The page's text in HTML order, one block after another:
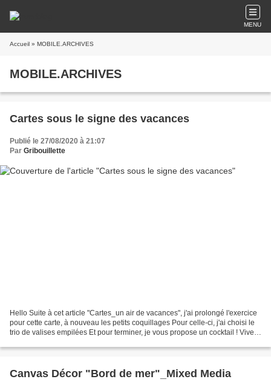
MENU
Accueil » MOBILE.ARCHIVES
MOBILE.ARCHIVES
Cartes sous le signe des vacances
Publié le 27/08/2020 à 21:07
Par Gribouillette
Hello Suite à cet article "Cartes_un air de vacances", j'ai prolongé l'exercice
pour cette carte, à nouveau les petits coquillages Pour celle-ci, j'ai choisi le
trio de valises empilées Et pour terminer, je vous propose un cocktail ! Vive
Canvas Décor "Bord de mer"_Mixed Media